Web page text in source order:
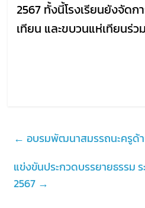
2567 ทั้งนี้โรงเรียนยังจัด
เทียน และขบวนแห่เทียนร่
← อบรมพัฒนาสมรรถนะครูด้า
แข่งขันประกวดบรรยายธรรม ร
2567 →